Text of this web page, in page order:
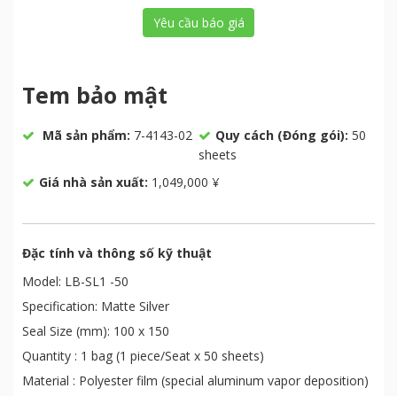
Yêu cầu báo giá
Tem bảo mật
Mã sản phẩm: 7-4143-02 Quy cách (Đóng gói): 50
sheets
Giá nhà sản xuất: 1,049,000 ¥
Đặc tính và thông số kỹ thuật
Model: LB-SL1 -50
Specification: Matte Silver
Seal Size (mm): 100 x 150
Quantity : 1 bag (1 piece/Seat x 50 sheets)
Material : Polyester film (special aluminum vapor deposition)